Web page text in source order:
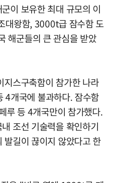
이 보유한 최대 규모의 이
대왕함, 3000t급 잠수함 도
해군들의 큰 관심을 받았
스구축함이 참가한 나라
4개국에 불과하다. 잠수함
루 등 4개국만이 참가했다.
조선 기술력을 확인하기
발길이 끊이지 않았다고 한